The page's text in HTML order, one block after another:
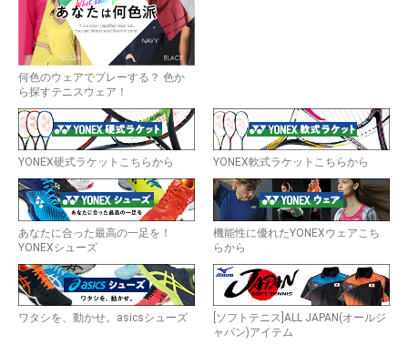
何色のウェアでプレーする？ 色か
ら探すテニスウェア！
YONEX硬式ラケットこちらから YONEX軟式ラケットこちらから
あなたに合った最高の一足を！
YONEXシューズ
機能性に優れたYONEXウェアこち
らから
ワタシを、動かせ。asicsシューズ
[ソフトテニス]ALL JAPAN(オールジ
ャパン)アイテム